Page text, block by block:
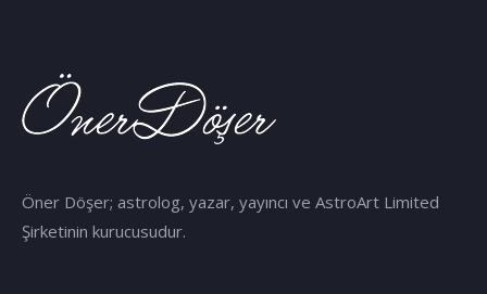
Öner Döşer; astrolog, yazar, yayıncı ve AstroArt Limited
Şirketinin kurucusudur.